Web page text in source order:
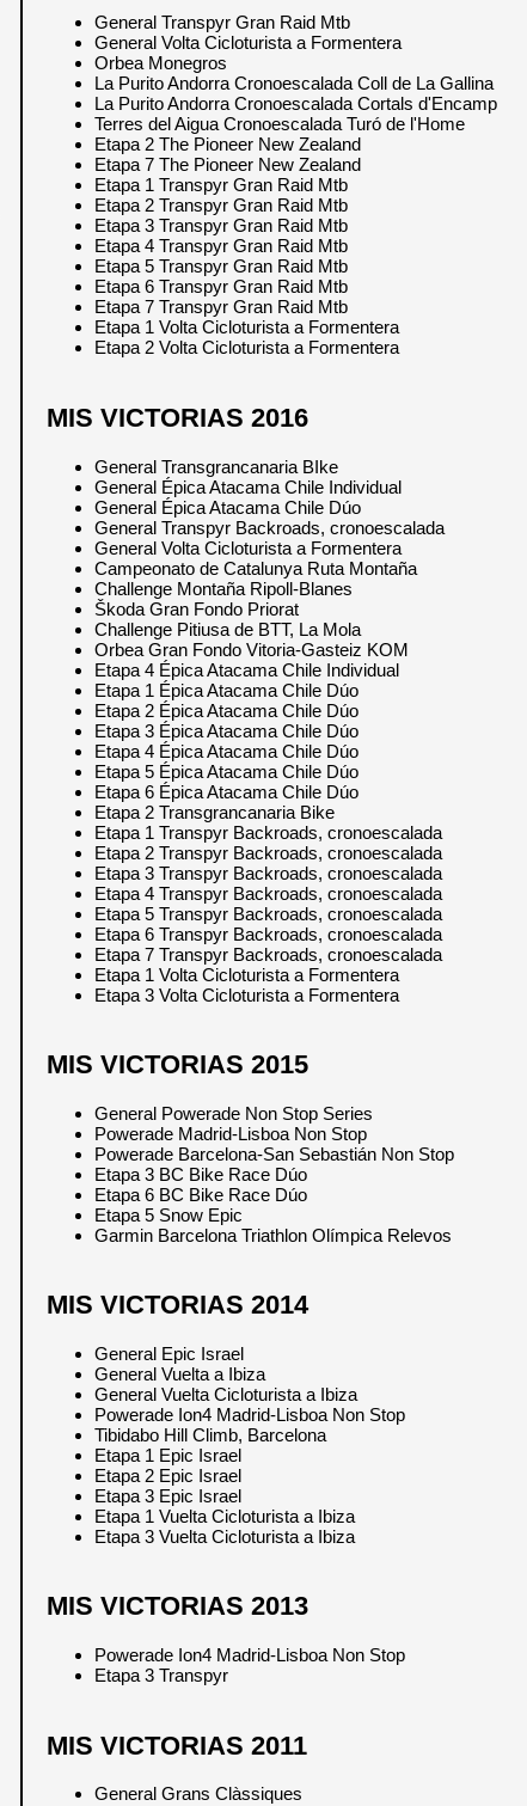
General Transpyr Gran Raid Mtb
General Volta Cicloturista a Formentera
Orbea Monegros
La Purito Andorra Cronoescalada Coll de La Gallina
La Purito Andorra Cronoescalada Cortals d'Encamp
Terres del Aigua Cronoescalada Turó de l'Home
Etapa 2 The Pioneer New Zealand
Etapa 7 The Pioneer New Zealand
Etapa 1 Transpyr Gran Raid Mtb
Etapa 2 Transpyr Gran Raid Mtb
Etapa 3 Transpyr Gran Raid Mtb
Etapa 4 Transpyr Gran Raid Mtb
Etapa 5 Transpyr Gran Raid Mtb
Etapa 6 Transpyr Gran Raid Mtb
Etapa 7 Transpyr Gran Raid Mtb
Etapa 1 Volta Cicloturista a Formentera
Etapa 2 Volta Cicloturista a Formentera
MIS VICTORIAS 2016
General Transgrancanaria BIke
General Épica Atacama Chile Individual
General Épica Atacama Chile Dúo
General Transpyr Backroads, cronoescalada
General Volta Cicloturista a Formentera
Campeonato de Catalunya Ruta Montaña
Challenge Montaña Ripoll-Blanes
Škoda Gran Fondo Priorat
Challenge Pitiusa de BTT, La Mola
Orbea Gran Fondo Vitoria-Gasteiz KOM
Etapa 4 Épica Atacama Chile Individual
Etapa 1 Épica Atacama Chile Dúo
Etapa 2 Épica Atacama Chile Dúo
Etapa 3 Épica Atacama Chile Dúo
Etapa 4 Épica Atacama Chile Dúo
Etapa 5 Épica Atacama Chile Dúo
Etapa 6 Épica Atacama Chile Dúo
Etapa 2 Transgrancanaria Bike
Etapa 1 Transpyr Backroads, cronoescalada
Etapa 2 Transpyr Backroads, cronoescalada
Etapa 3 Transpyr Backroads, cronoescalada
Etapa 4 Transpyr Backroads, cronoescalada
Etapa 5 Transpyr Backroads, cronoescalada
Etapa 6 Transpyr Backroads, cronoescalada
Etapa 7 Transpyr Backroads, cronoescalada
Etapa 1 Volta Cicloturista a Formentera
Etapa 3 Volta Cicloturista a Formentera
MIS VICTORIAS 2015
General Powerade Non Stop Series
Powerade Madrid-Lisboa Non Stop
Powerade Barcelona-San Sebastián Non Stop
Etapa 3 BC Bike Race Dúo
Etapa 6 BC Bike Race Dúo
Etapa 5 Snow Epic
Garmin Barcelona Triathlon Olímpica Relevos
MIS VICTORIAS 2014
General Epic Israel
General Vuelta a Ibiza
General Vuelta Cicloturista a Ibiza
Powerade Ion4 Madrid-Lisboa Non Stop
Tibidabo Hill Climb, Barcelona
Etapa 1 Epic Israel
Etapa 2 Epic Israel
Etapa 3 Epic Israel
Etapa 1 Vuelta Cicloturista a Ibiza
Etapa 3 Vuelta Cicloturista a Ibiza
MIS VICTORIAS 2013
Powerade Ion4 Madrid-Lisboa Non Stop
Etapa 3 Transpyr
MIS VICTORIAS 2011
General Grans Clàssiques